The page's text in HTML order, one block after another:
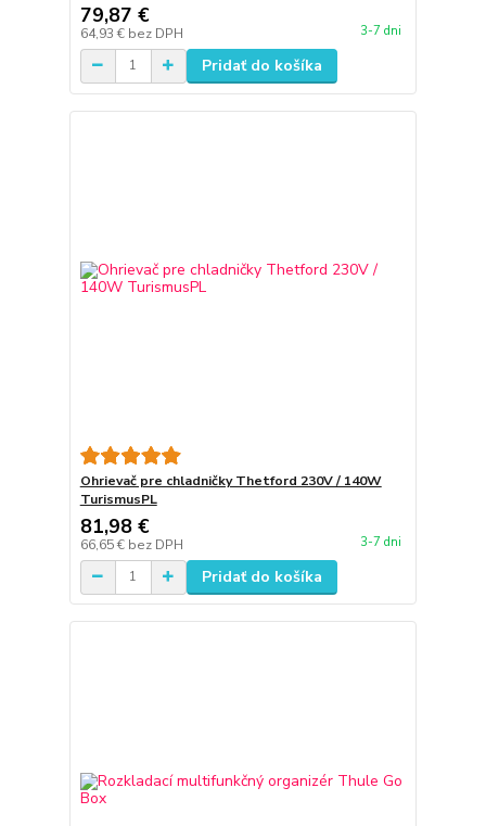
79,87 €
64,93 € bez DPH 3-7 dni
Pridať do košíka
Ohrievač pre chladničky Thetford 230V / 140W
TurismusPL
81,98 €
66,65 € bez DPH 3-7 dni
Pridať do košíka